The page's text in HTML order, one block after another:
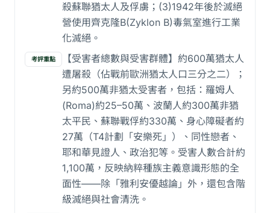
殺蘇聯猶太人及俘虜；(3)1942年後於滅絕
營使用齊克隆B(Zyklon B)毒氣室進行工業
化滅絕。
考評重點
【受害者總數與受害群體】約600萬猶太人
遭屠殺（佔戰前歐洲猶太人口三分之二）；
另約500萬非猶太受害者，包括：羅姆人
(Roma)約25–50萬、波蘭人約300萬非猶
太平民、蘇聯戰俘約330萬、身心障礙者約
27萬（T4計劃「安樂死」）、同性戀者、
耶和華見證人、政治犯等。受害人數合計約
1,100萬，反映納粹種族主義意識形態的全
面性——除「雅利安優越論」外，還包含階
級滅絕與社會清洗。